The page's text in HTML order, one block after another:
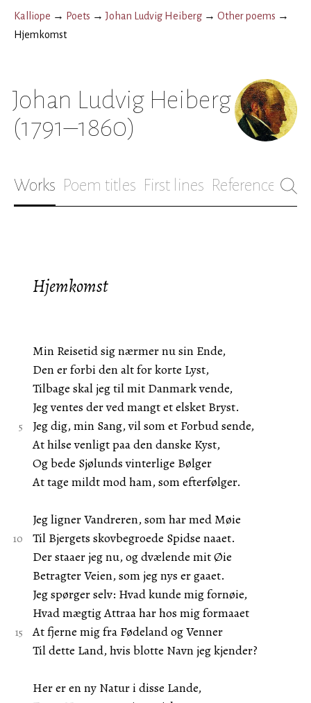
Kalliope → Poets →Johan Ludvig Heiberg → Other poems →
Hjemkomst
Johan Ludvig Heiberg
(1791–1860)
Works Poem titles First lines References
Hjemkomst
Min Reisetid sig nærmer nu sin Ende,
Den er forbi den alt for korte Lyst,
Tilbage skal jeg til mit Danmark vende,
Jeg ventes der ved mangt et elsket Bryst.
Jeg dig, min Sang, vil som et Forbud sende,
At hilse venligt paa den danske Kyst,
Og bede Sjølunds vinterlige Bølger
At tage mildt mod ham, som efterfølger.
Jeg ligner Vandreren, som har med Møie
Til Bjergets skovbegroede Spidse naaet.
Der staaer jeg nu, og dvælende mit Øie
Betragter Veien, som jeg nys er gaaet.
Jeg spørger selv: Hvad kunde mig fornøie,
Hvad mægtig Attraa har hos mig formaaet
At fjerne mig fra Fødeland og Venner
Til dette Land, hvis blotte Navn jeg kjender?
Her er en ny Natur i disse Lande,